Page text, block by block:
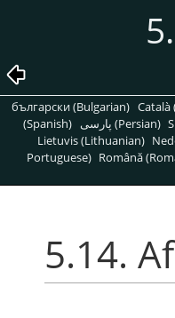
български (Bulgarian) Català
(Spanish)
پارسی (Persian)
Lietuvis (Lithuanian)
Portuguese) Română
5.14.